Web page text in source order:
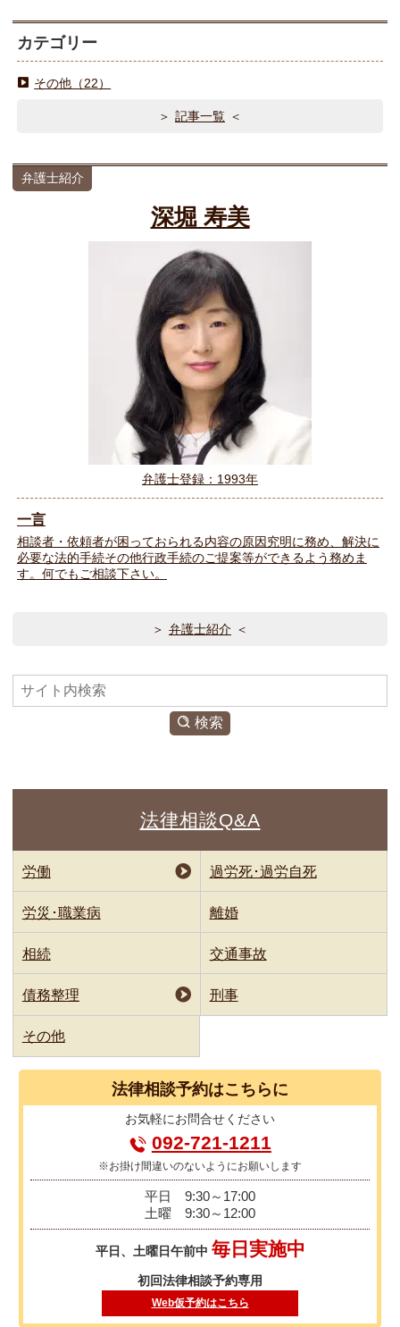
カテゴリー
その他（22）
記事一覧
弁護士紹介
深堀 寿美
弁護士登録：1993年
一言
相談者・依頼者が困っておられる内容の原因究明に務め、解決に
必要な法的手続その他行政手続のご提案等ができるよう務めま
す。何でもご相談下さい。
弁護士紹介
検
索
検索
法律相談Q&A
労働 過労死･過労自死
労災･職業病 離婚
相続 交通事故
債務整理 刑事
その他
法律相談予約はこちらに
お気軽にお問合せください
092-721-1211
※お掛け間違いのないようにお願いします
平日
9:30～17:00
土曜
9:30～12:00
平日、土曜日午前中 毎日実施中
初回法律相談予約専用
Web仮予約はこちら